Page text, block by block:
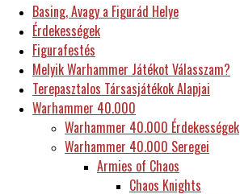
Basing, Avagy a Figurád Helye
Érdekességek
Figurafestés
Melyik Warhammer Játékot Válasszam?
Terepasztalos Társasjátékok Alapjai
Warhammer 40.000
Warhammer 40.000 Érdekességek
Warhammer 40.000 Seregei
Armies of Chaos
Chaos Knights